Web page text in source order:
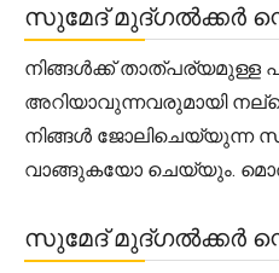
സുമേദ് മുദ്ഗൽക്കർ ന്റെ
നിങ്ങൾക്ക്
അറിയാവുന്നവരുമായി
നിങ്ങൾ ജോലിചെയ്യുന്ന
വാങ്ങുകയോ ചെയ്യും.
സുമേദ് മുദ്ഗൽക്കർ ന്റെ